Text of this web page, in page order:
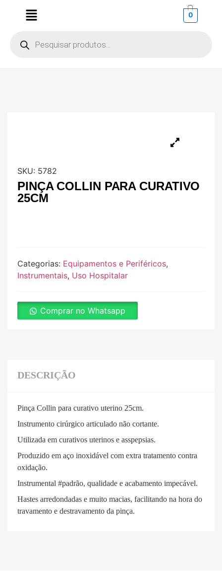
0
SKU: 5782
PINÇA COLLIN PARA CURATIVO
25CM
Categorias: Equipamentos e Periféricos,
Instrumentais, Uso Hospitalar
Comprar no Whatsapp
DESCRIÇÃO
Pinça Collin para curativo uterino 25cm.
Instrumento cirúrgico articulado não cortante.
Utilizada em curativos uterinos e asspepsias.
Produzido em aço inoxidável com extra tratamento contra
oxidação.
Instrumental #padrão, qualidade e acabamento impecável.
Hastes arredondadas e muito macias, facilitando na hora do
travamento e destravamento da pinça.